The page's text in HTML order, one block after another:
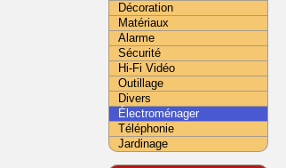
Décoration
Matériaux
Alarme
Sécurité
Hi-Fi Vidéo
Outillage
Divers
Électroménager
Téléphonie
Jardinage